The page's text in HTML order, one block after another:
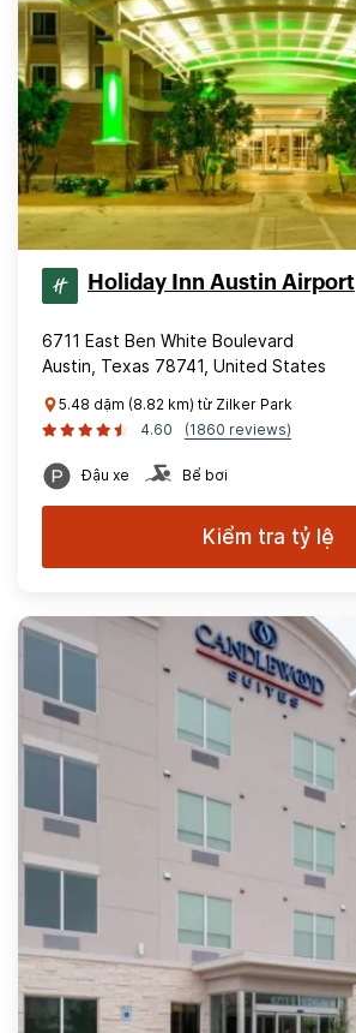
Holiday Inn Austin Airport
6711 East Ben White Boulevard
Austin, Texas 78741, United States
5.48 dặm (8.82 km) từ Zilker Park
4.60
(1860 reviews)
Đậu xe Bể bơi
Kiểm tra tỷ lệ